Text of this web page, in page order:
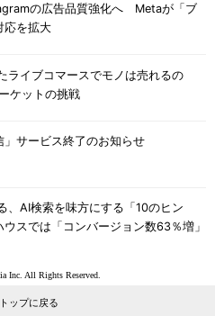
の広告品質強化へ Metaが「ブ
応を拡大
ライブコマースでモノは売れるの
ケットの挑戦
」サービス終了のお知らせ
、AI検索を味方にする「10のヒン
スでは「コンバージョン数63％増」
Inc. All Rights Reserved.
ップに戻る